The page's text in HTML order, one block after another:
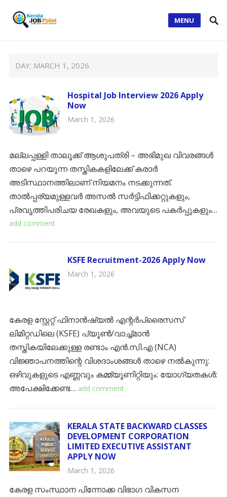
MENU
DAY: MARCH 1, 2026
Hospital Job Interview 2026 Apply
Now
March 1, 2026
മല്ലപ്പള്ളി താലൂക്ക് ആശുപത്രി – അഭിമുഖ വിവരങ്ങൾ ​
താഴെ പറയുന്ന തസ്തികകളിലേക്ക് കരാർ
അടിസ്ഥാനത്തിലാണ് നിയമനം നടക്കുന്നത്.
താൽപ്പര്യമുള്ളവർ അസൽ സർട്ടിഫിക്കറ്റുകളും,
പ്രവൃത്തിപരിചയ രേഖകളും, അവയുടെ പകർപ്പുകളും…
add comment
KSFE Recruitment-2026 Apply Now
March 1, 2026
കേരള സ്റ്റേറ്റ് ഫിനാൻഷ്യൽ എന്റർപ്രൈസസ്
ലിമിറ്റഡിലെ (KSFE) പ്യൂൺ/വാച്ച്മാൻ
തസ്തികയിലേക്കുള്ള രണ്ടാം എൻ.സി.എ (NCA)
വിജ്ഞാപനത്തിന്റെ വിശദാംശങ്ങൾ താഴെ നൽകുന്നു: ​
ഒഴിവുകളുടെ എണ്ണവും കമ്മ്യൂണിറ്റിയും: ​യോഗ്യതകൾ:
​അപേക്ഷിക്കേണ്ട… add comment
KERALA STATE BACKWARD CLASSES
DEVELOPMENT CORPORATION
LIMITED EXECUTIVE ASSISTANT
APPLY NOW
March 1, 2026
കേരള സംസ്ഥാന പിന്നോക്ക വിഭാഗ വികസന